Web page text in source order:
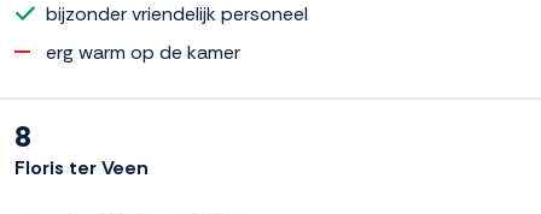
bijzonder vriendelijk personeel
erg warm op de kamer
8
Floris ter Veen